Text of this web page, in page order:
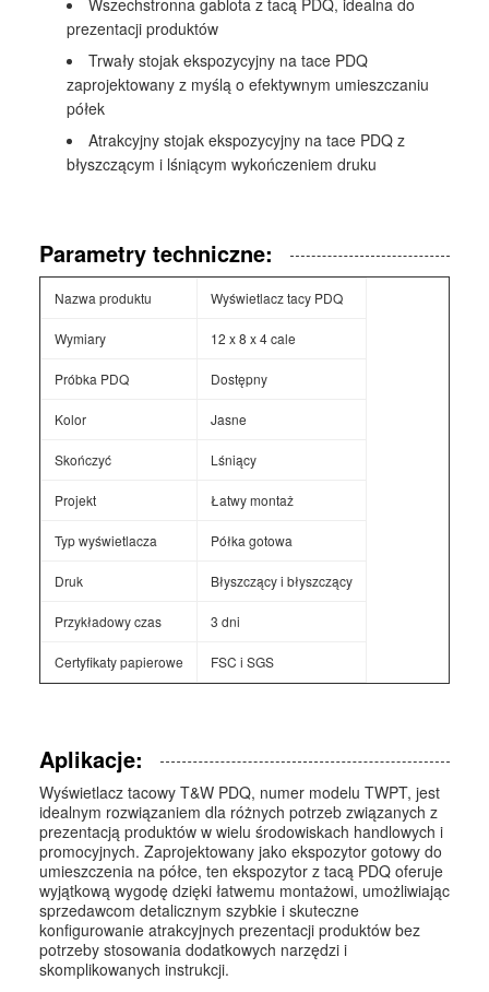
Wszechstronna gablota z tacą PDQ, idealna do
prezentacji produktów
Trwały stojak ekspozycyjny na tace PDQ
zaprojektowany z myślą o efektywnym umieszczaniu
półek
Atrakcyjny stojak ekspozycyjny na tace PDQ z
błyszczącym i lśniącym wykończeniem druku
Parametry techniczne:
Nazwa produktu Wyświetlacz tacy PDQ
Wymiary 12 x 8 x 4 cale
Próbka PDQ Dostępny
Kolor Jasne
Skończyć Lśniący
Projekt Łatwy montaż
Typ wyświetlacza Półka gotowa
Druk Błyszczący i błyszczący
Przykładowy czas 3 dni
Certyfikaty papierowe FSC i SGS
Aplikacje:
Wyświetlacz tacowy T&W PDQ, numer modelu TWPT, jest
idealnym rozwiązaniem dla różnych potrzeb związanych z
prezentacją produktów w wielu środowiskach handlowych i
promocyjnych. Zaprojektowany jako ekspozytor gotowy do
umieszczenia na półce, ten ekspozytor z tacą PDQ oferuje
wyjątkową wygodę dzięki łatwemu montażowi, umożliwiając
sprzedawcom detalicznym szybkie i skuteczne
konfigurowanie atrakcyjnych prezentacji produktów bez
potrzeby stosowania dodatkowych narzędzi i
skomplikowanych instrukcji.